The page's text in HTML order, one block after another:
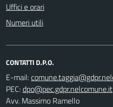
Uffici e orari
Numeri utili
CONTATTI D.P.O.
E-mail:
PEC:
Avv. Massimo Ramello